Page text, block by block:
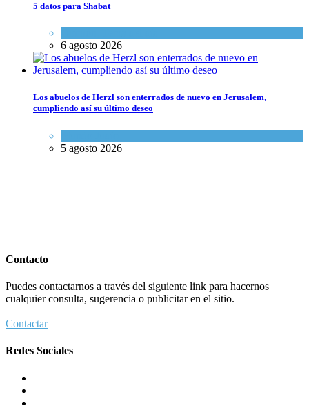
5 datos para Shabat
6 agosto 2026
Los abuelos de Herzl son enterrados de nuevo en Jerusalem,
cumpliendo así su último deseo
5 agosto 2026
Contacto
Puedes contactarnos a través del siguiente link para hacernos
cualquier consulta, sugerencia o publicitar en el sitio.
Contactar
Redes Sociales